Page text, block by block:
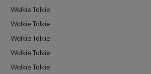
Walkie Talkie
Walkie Talkie
Walkie Talkie
Walkie Talkie
Walkie Talkie